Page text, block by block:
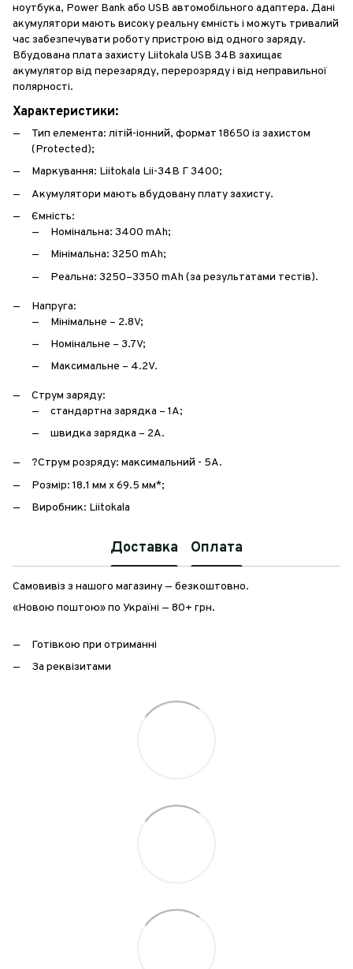
ноутбука, Power Bank або USB автомобільного адаптера. Дані
акумулятори мають високу реальну ємність і можуть тривалий
час забезпечувати роботу пристрою від одного заряду.
Вбудована плата захисту Liitokala USB 34B захищає
акумулятор від перезаряду, перерозряду і від неправильної
полярності.
Характеристики:
Тип елемента: літій-іонний, формат 18650 із захистом
(Protected);
Маркування: Liitokala Lii-34B Г 3400;
Акумулятори мають вбудовану плату захисту.
Ємність:
Номінальна: 3400 mAh;
Мінімальна: 3250 mAh;
Реальна: 3250–3350 mAh (за результатами тестів).
Напруга:
Мінімальне – 2.8V;
Номінальне – 3.7V;
Максимальне – 4.2V.
Струм заряду:
стандартна зарядка – 1А;
швидка зарядка – 2A.
?Струм розряду: максимальний - 5A.
Розмір: 18.1 мм x 69.5 мм*;
Виробник: Liitokala
Доставка Оплата
Самовивіз з нашого магазину — безкоштовно.
«Новою поштою» по Україні — 80+ грн.
Готівкою при отриманні
За реквізитами